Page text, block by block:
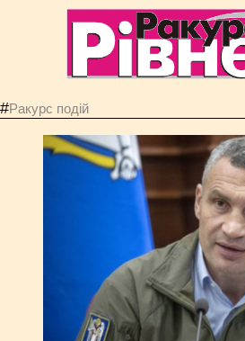
#Ракурс подій